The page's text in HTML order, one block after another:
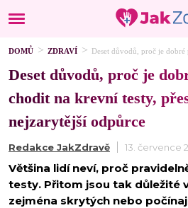
DOMŮ ZDRAVÍ Deset důvodů, proč je
Deset důvodů, proč je
chodit na krevní testy,
nejzarytější odpůrce
Redakce JakZdravě 13. července
Většina lidí neví, proč
testy. Přitom jsou tak důležité
zejména skrytých nebo